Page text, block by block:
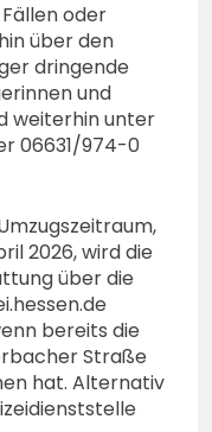
oder
über den
dringende
und
weiterhin unter
06631/974-0
2026, wird die
über die
bereits die
Straße
hat. Alternativ